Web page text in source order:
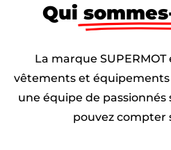
Qui
La marque
vêtements et équipements
une équipe de passionnés
pouvez compter